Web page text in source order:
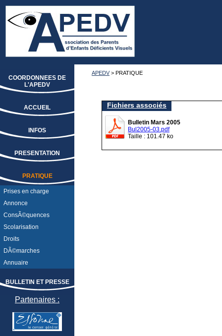
COORDONNEES DE
L'APEDV
ACCUEIL
INFOS
PRESENTATION
PRATIQUE
Prises en charge
Annonce
ConsÃ©quences
Scolarisation
Droits
DÃ©marches
Annuaire
BULLETIN ET PRESSE
DISCUSSIONS
Partenaires :
APEDV> PRATIQUE
Fichiers associés
Bulletin Mars 2005
Bul2005-03.pdf
Taille : 101.47 ko